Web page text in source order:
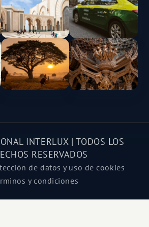
INTERLUX | TODOS LOS
RESERVADOS
de datos y uso de cookies
y condiciones